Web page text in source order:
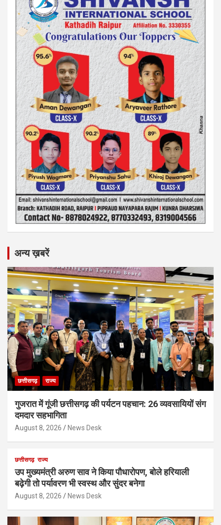
अन्य ख़बरें
छत्तीसगढ़ राज्य
गुजरात में गूंजी छत्तीसगढ़ की पर्यटन पहचान: 26 व्यवसायियों संग
दमदार सहभागिता
August 8, 2026 News Desk
छत्तीसगढ़ राज्य
उप मुख्यमंत्री अरुण साव ने किया पौधारोपण, बोले हरियाली
बढ़ेगी तो पर्यावरण भी स्वस्थ और सुंदर बनेगा
August 8, 2026 News Desk